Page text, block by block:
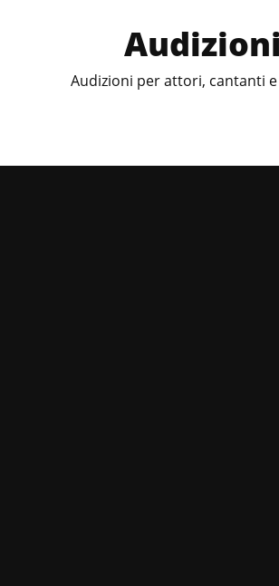
Audizioni
Audizioni per attori, cantanti